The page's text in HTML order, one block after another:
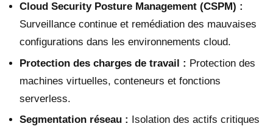
Cloud Security Posture Management (CSPM) :
Surveillance continue et remédiation des mauvaises
configurations dans les environnements cloud.
Protection des charges de travail : Protection des
machines virtuelles, conteneurs et fonctions
serverless.
Segmentation réseau :
Isolation des actifs critiques